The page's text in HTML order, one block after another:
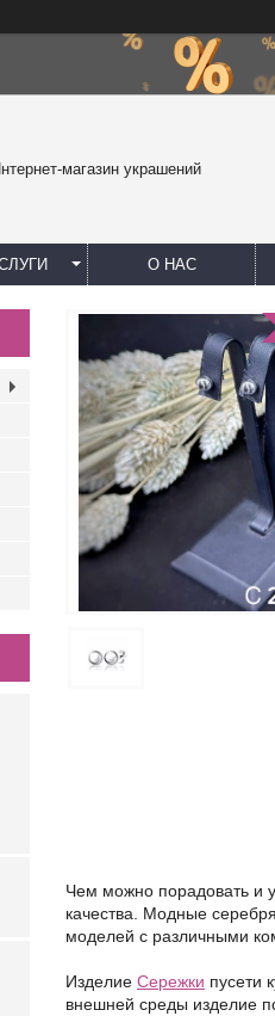
магазин украшений
О НАС
Чем можно порадовать и
качества. Модные
моделей с различными
Изделие Сережки пусети
внешней среды изделие